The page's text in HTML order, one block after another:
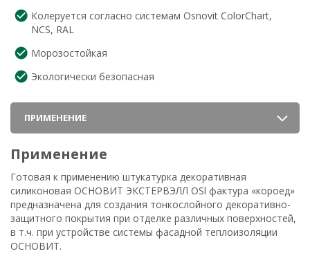
Колеруется согласно системам Osnovit ColorChart,
NCS, RAL
Морозостойкая
Экологически безопасная
ПРИМЕНЕНИЕ
Применение
Готовая к применению штукатурка декоративная
силиконовая ОСНОВИТ ЭКСТЕРВЭЛЛ ОSl фактура «короед»
предназначена для создания тонкослойного декоративно-
защитного покрытия при отделке различных поверхностей,
в т.ч. при устройстве системы фасадной теплоизоляции
ОСНОВИТ.